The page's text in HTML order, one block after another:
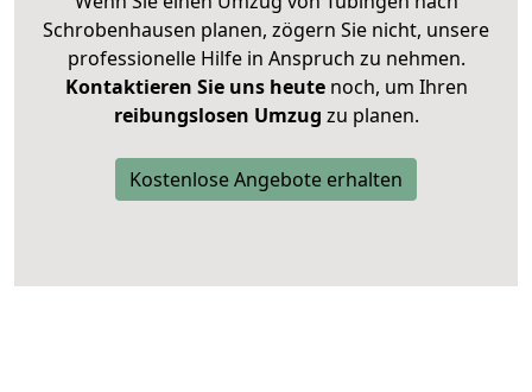
Schrobenhausen planen, zögern Sie nicht, unsere
professionelle Hilfe in Anspruch zu nehmen.
Kontaktieren Sie uns heutenoch, um Ihren
reibungslosen Umzug zu planen.
Kostenlose Angebote erhalten